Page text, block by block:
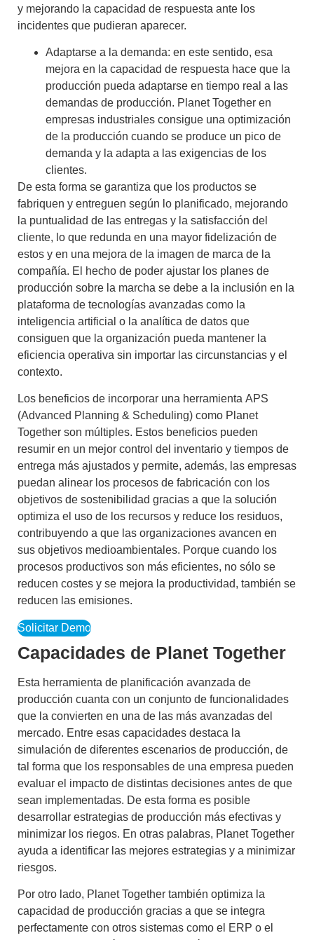
y mejorando la capacidad de respuesta ante los
incidentes que pudieran aparecer.
Adaptarse a la demanda: en este sentido, esa
mejora en la capacidad de respuesta hace que la
producción pueda adaptarse en tiempo real a las
demandas de producción. Planet Together en
empresas industriales consigue una optimización
de la producción cuando se produce un pico de
demanda y la adapta a las exigencias de los
clientes.
De esta forma se garantiza que los productos se
fabriquen y entreguen según lo planificado, mejorando
la puntualidad de las entregas y la satisfacción del
cliente, lo que redunda en una mayor fidelización de
estos y en una mejora de la imagen de marca de la
compañía. El hecho de poder ajustar los planes de
producción sobre la marcha se debe a la inclusión en la
plataforma de tecnologías avanzadas como la
inteligencia artificial o la analítica de datos que
consiguen que la organización pueda mantener la
eficiencia operativa sin importar las circunstancias y el
contexto.
Los beneficios de incorporar una herramienta APS
(Advanced Planning & Scheduling) como Planet
Together son múltiples. Estos beneficios pueden
resumir en un mejor control del inventario y tiempos de
entrega más ajustados y permite, además, las empresas
puedan alinear los procesos de fabricación con los
objetivos de sostenibilidad gracias a que la solución
optimiza el uso de los recursos y reduce los residuos,
contribuyendo a que las organizaciones avancen en
sus objetivos medioambientales. Porque cuando los
procesos productivos son más eficientes, no sólo se
reducen costes y se mejora la productividad, también se
reducen las emisiones.
Solicitar Demo
Capacidades de Planet Together
Esta herramienta de planificación avanzada de
producción cuanta con un conjunto de funcionalidades
que la convierten en una de las más avanzadas del
mercado. Entre esas capacidades destaca la
simulación de diferentes escenarios de producción, de
tal forma que los responsables de una empresa pueden
evaluar el impacto de distintas decisiones antes de que
sean implementadas. De esta forma es posible
desarrollar estrategias de producción más efectivas y
minimizar los riegos. En otras palabras, Planet Together
ayuda a identificar las mejores estrategias y a minimizar
riesgos.
Por otro lado, Planet Together también optimiza la
capacidad de producción gracias a que se integra
perfectamente con otros sistemas como el ERP o el